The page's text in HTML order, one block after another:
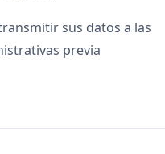
sus datos a las
previa